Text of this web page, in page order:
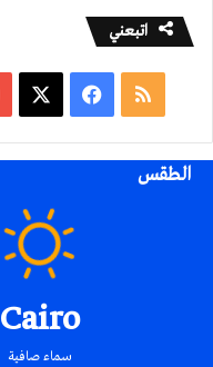
اتبعني
ملخص
الموقع
فيسبوك
الطقس
Cairo
سماء صافية